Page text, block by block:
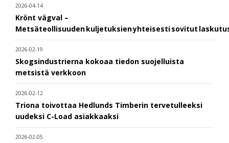
2026-04-14
Krönt vägval –
Metsäteollisuuden kuljetuksien yhteisesti sovitut
2026-02-19
Skogsindustrierna kokoaa tiedon suojelluista
metsistä verkkoon
2026-02-12
Triona toivottaa Hedlunds Timberin tervetulleeksi
uudeksi C-Load asiakkaaksi
2026-02-05